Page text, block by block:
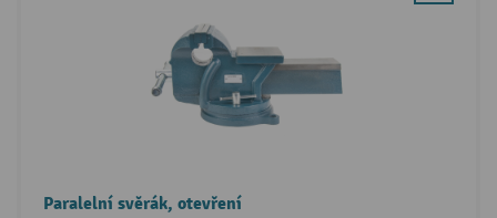
Paralelní svěrák, otevření